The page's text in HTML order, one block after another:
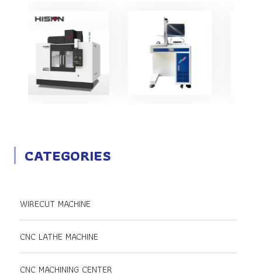
CATEGORIES
WIRECUT MACHINE
CNC LATHE MACHINE
CNC MACHINING CENTER